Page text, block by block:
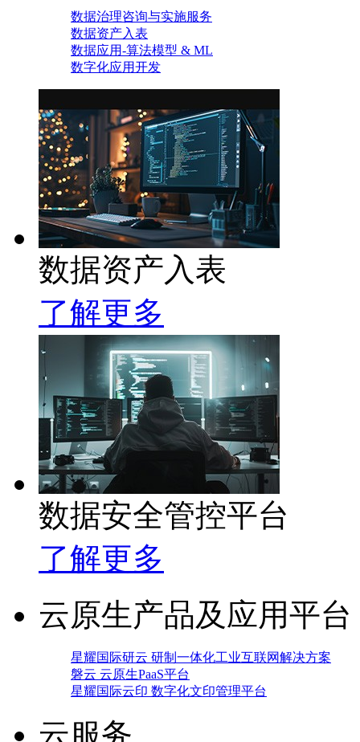
数据治理咨询与实施服务
数据资产入表
数据应用-算法模型 & ML
数字化应用开发
数据资产入表
了解更多
数据安全管控平台
了解更多
云原生产品及应用平台
星耀国际研云 研制一体化工业互联网解决方案
磐云 云原生PaaS平台
星耀国际云印 数字化文印管理平台
云服务